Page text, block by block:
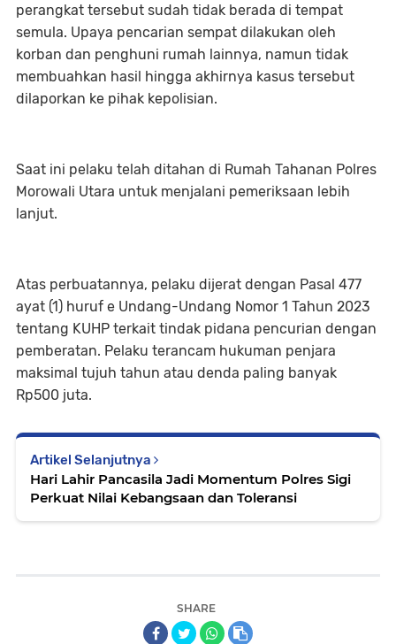
perangkat tersebut sudah tidak berada di tempat
semula. Upaya pencarian sempat dilakukan oleh
korban dan penghuni rumah lainnya, namun tidak
membuahkan hasil hingga akhirnya kasus tersebut
dilaporkan ke pihak kepolisian.
Saat ini pelaku telah ditahan di Rumah Tahanan Polres
Morowali Utara untuk menjalani pemeriksaan lebih
lanjut.
Atas perbuatannya, pelaku dijerat dengan Pasal 477
ayat (1) huruf e Undang-Undang Nomor 1 Tahun 2023
tentang KUHP terkait tindak pidana pencurian dengan
pemberatan. Pelaku terancam hukuman penjara
maksimal tujuh tahun atau denda paling banyak
Rp500 juta.
Artikel Selanjutnya
Hari Lahir Pancasila Jadi Momentum Polres Sigi
Perkuat Nilai Kebangsaan dan Toleransi
SHARE